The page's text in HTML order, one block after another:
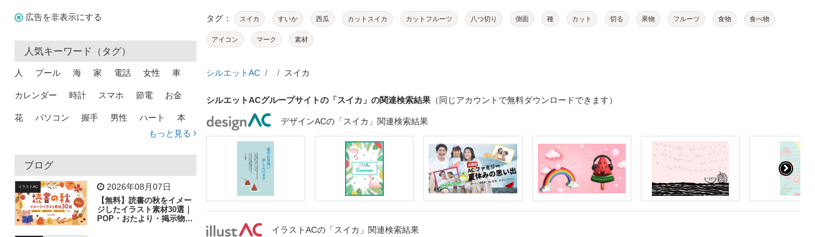
広告を非表示にする
人気キーワード（タグ）
人 プール 海 家 電話 女性 車
カレンダー 時計 スマホ 節電 お金
花 パソコン 握手 男性 ハート 本
トラック 木
吹き出し
飛行機 グラフ ビル 魚 家族 書類
歩く 工場 会社 太陽 キラキラ
もっと見る
ブログ
イラストAC 2026年08月07日
【無料】読書の秋をイメー
ジしたイラスト素材30選｜
POP・おたより・掲示物に
タグ： スイカ すいか 西瓜 カットスイカ カットフルーツ 八つ切り 側面 種 カット 切る 果物 フルーツ 食物 食べ物
アイコン マーク 素材
シルエットAC スイカ
シルエットACグループサイトの「スイカ」の関連検索結果 （同じアカウントで無料ダウンロードできます）
デザインACの「スイカ」関連検索結果
イラストACの「スイカ」関連検索結果